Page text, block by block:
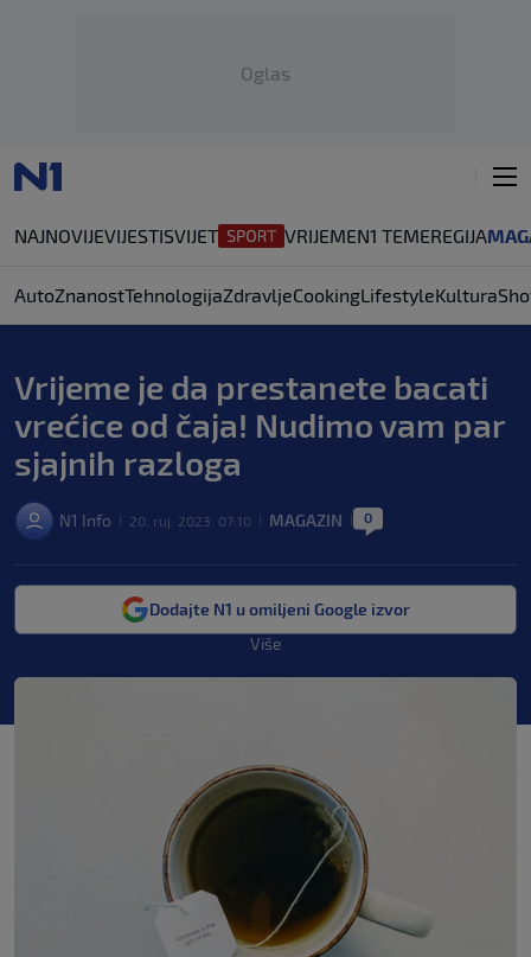
Oglas
NAJNOVIJEVIJESTISVIJET VRIJEMEN1 TEMEREGIJA
AutoZnanostTehnologijaZdravljeCookingLifestyleKultura
Vrijeme je da prestanete bacati
vrećice od čaja! Nudimo vam par
sjajnih razloga
N1 Info 20. ruj. 2023. 07:10 MAGAZIN 0
Dodajte N1 u omiljeni Google izvor
Više